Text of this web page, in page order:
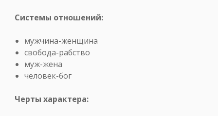
Системы отношений:
мужчина-женщина
свобода-рабство
муж-жена
человек-бог
Черты характера: